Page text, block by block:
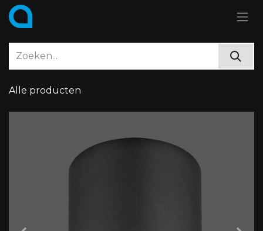
Overslaan naar inhoud
Alle producten